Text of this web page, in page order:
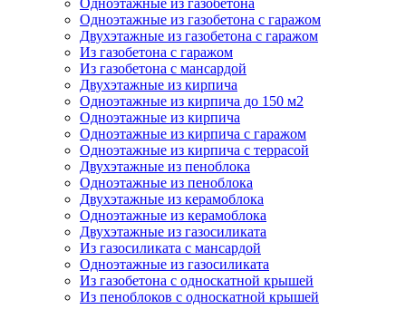
Одноэтажные из газобетона
Одноэтажные из газобетона с гаражом
Двухэтажные из газобетона с гаражом
Из газобетона с гаражом
Из газобетона с мансардой
Двухэтажные из кирпича
Одноэтажные из кирпича до 150 м2
Одноэтажные из кирпича
Одноэтажные из кирпича с гаражом
Одноэтажные из кирпича с террасой
Двухэтажные из пеноблока
Одноэтажные из пеноблока
Двухэтажные из керамоблока
Одноэтажные из керамоблока
Двухэтажные из газосиликата
Из газосиликата с мансардой
Одноэтажные из газосиликата
Из газобетона с односкатной крышей
Из пеноблоков с односкатной крышей